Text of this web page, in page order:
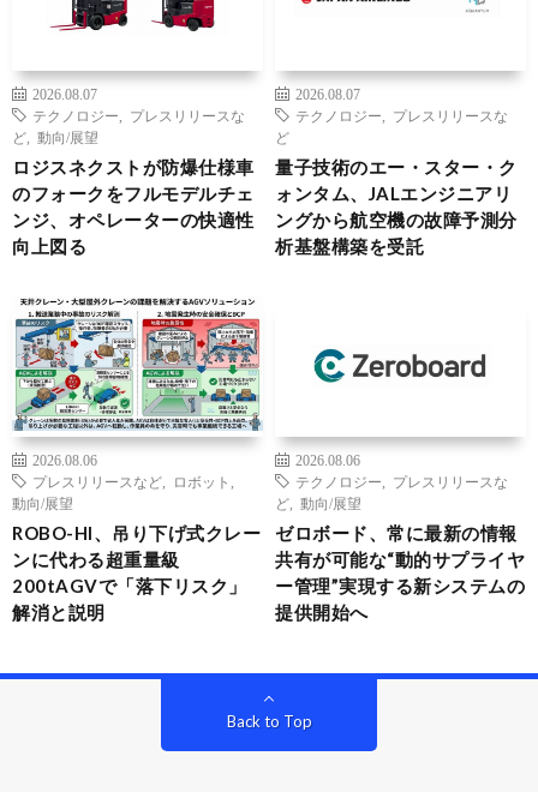
2026.08.07
テクノロジー
プレスリリースな
ど
動向/展望
ロジスネクストが防爆仕様車
のフォークをフルモデルチェ
ンジ、オペレーターの快適性
向上図る
2026.08.07
テクノロジー
プレスリリースな
ど
量子技術のエー・スター・ク
ォンタム、JALエンジニアリ
ングから航空機の故障予測分
析基盤構築を受託
2026.08.06
プレスリリースなど
ロボット
動向/展望
ROBO-HI、吊り下げ式クレー
ンに代わる超重量級
200tAGVで「落下リスク」
解消と説明
2026.08.06
テクノロジー
プレスリリースな
ど
動向/展望
ゼロボード、常に最新の情報
共有が可能な“動的サプライヤ
ー管理”実現する新システムの
提供開始へ
Back to Top